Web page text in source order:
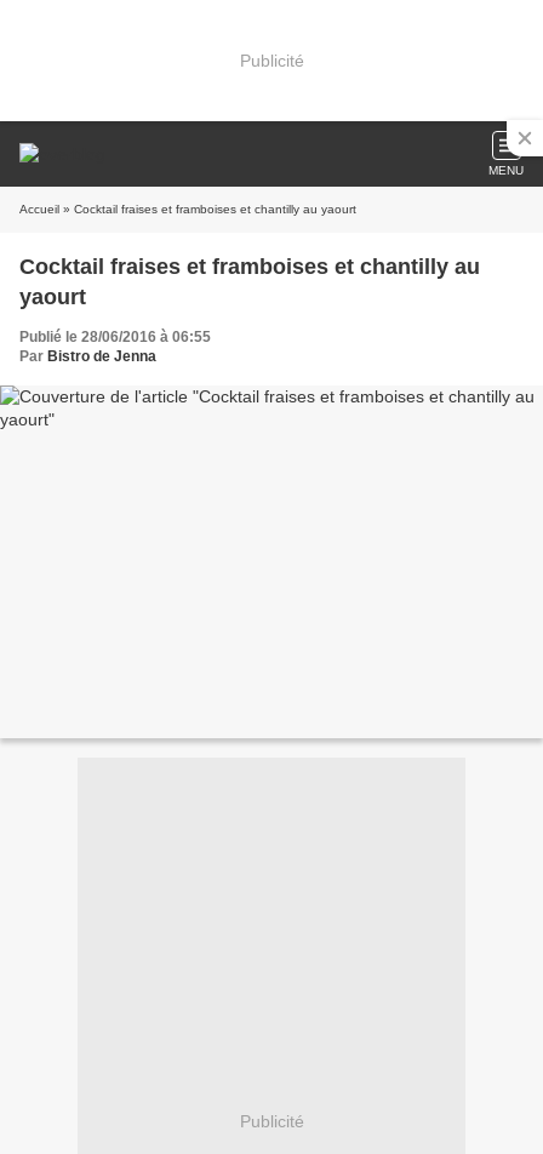
Publicité
MENU
Accueil » Cocktail fraises et framboises et chantilly au yaourt
Cocktail fraises et framboises et chantilly au
yaourt
Publié le 28/06/2016 à 06:55
Par Bistro de Jenna
Publicité